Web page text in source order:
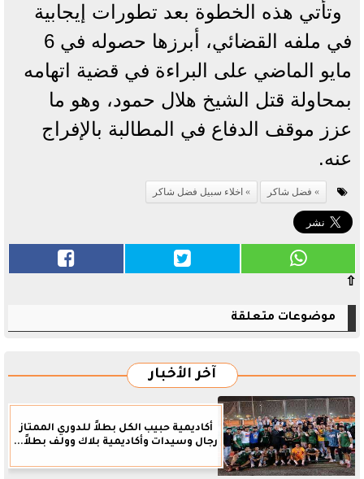
وتأتي هذه الخطوة بعد تطورات إيجابية
في ملفه القضائي، أبرزها حصوله في 6
مايو الماضي على البراءة في قضية اتهامه
بمحاولة قتل الشيخ هلال حمود، وهو ما
عزز موقف الدفاع في المطالبة بالإفراج
عنه.
فضل شاكر اخلاء سبيل فضل شاكر
⇧
موضوعات متعلقة
آخر الأخبار
أكاديمية حبيب الكل بطلاً للدوري الممتاز
رجال وسيدات وأكاديمية بلاك وولف بطلاً...